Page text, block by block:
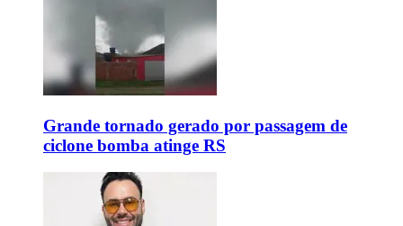
Grande tornado gerado por passagem de
ciclone bomba atinge RS